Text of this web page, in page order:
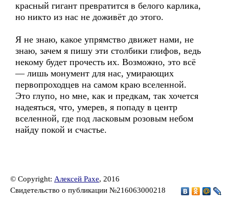
красный гигант превратится в белого карлика,
но никто из нас не доживёт до этого.
Я не знаю, какое упрямство движет нами, не
знаю, зачем я пишу эти столбики глифов, ведь
некому будет прочесть их. Возможно, это всё
— лишь монумент для нас, умирающих
первопроходцев на самом краю вселенной.
Это глупо, но мне, как и предкам, так хочется
надеяться, что, умерев, я попаду в центр
вселенной, где под ласковым розовым небом
найду покой и счастье.
© Copyright: Алексей Рахе, 2016
Свидетельство о публикации №216063000218